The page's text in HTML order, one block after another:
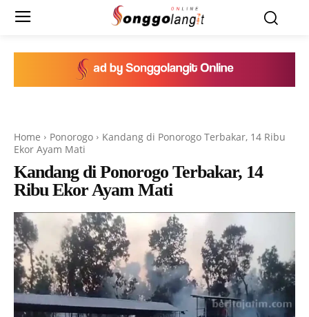
Home Ponorogo
Kandang di Ponorogo Terbakar, 14 Ribu
Ekor Ayam Mati
Kandang di Ponorogo Terbakar, 14
Ribu Ekor Ayam Mati